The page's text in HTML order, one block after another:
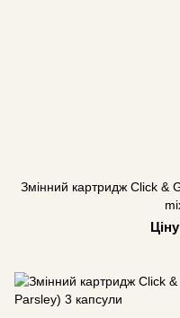
Змінний картридж Click &